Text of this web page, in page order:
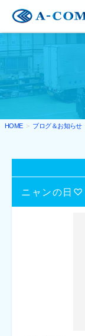
HOME ブログ＆お知らせ
ニャンの日♡